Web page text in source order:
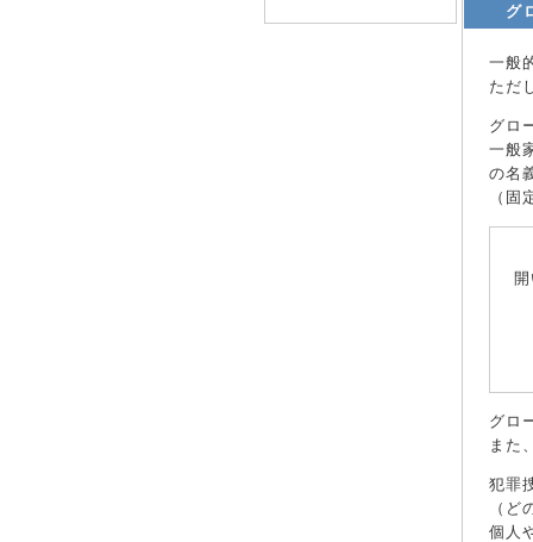
グ
一般
ただ
グロ
一般
の名
（
グロ
また
犯罪
（
個人